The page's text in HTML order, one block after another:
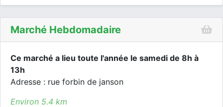
Marché Hebdomadaire
Ce marché a lieu toute l'année le samedi de 8h à
13h
Adresse : rue forbin de janson
Environ 5.4 km